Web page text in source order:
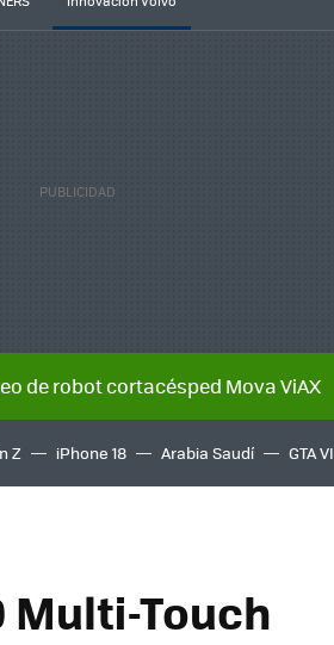
de robot cortacésped Mova ViAX
Z iPhone 18 Arabia Saudí GTA VI
Touch